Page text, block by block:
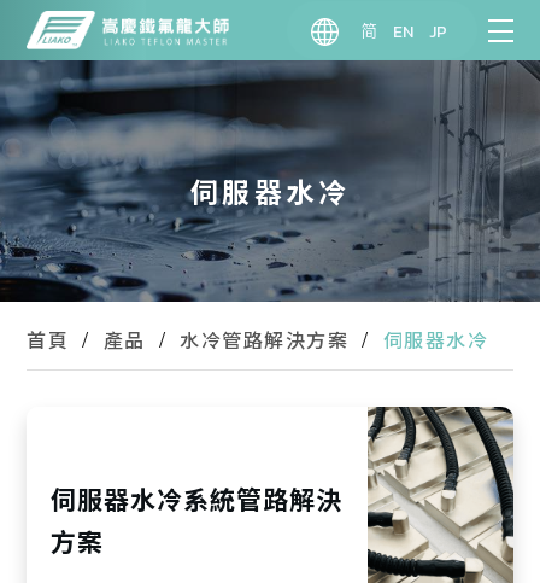
简 EN JP
伺服器水冷
首頁 產品 水冷管路解決方案 伺服器水冷
伺服器水冷系統管路解決
方案